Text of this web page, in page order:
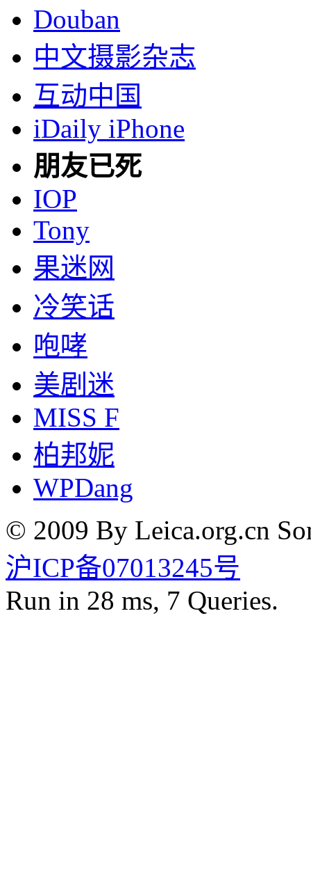
Douban
中文摄影杂志
互动中国
iDaily iPhone
朋友已死
IOP
Tony
果迷网
冷笑话
咆哮
美剧迷
MISS F
柏邦妮
WPDang
© 2009 By Leica.org.cn
沪ICP备07013245号
Run in 28 ms, 7 Queries.